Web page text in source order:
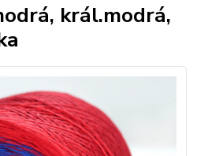
král.modrá,